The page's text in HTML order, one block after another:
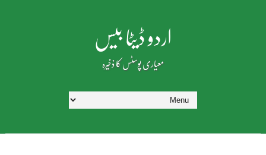
اردو ڈیٹا بیس
معیاری پوسٹس کا ذخیرہ